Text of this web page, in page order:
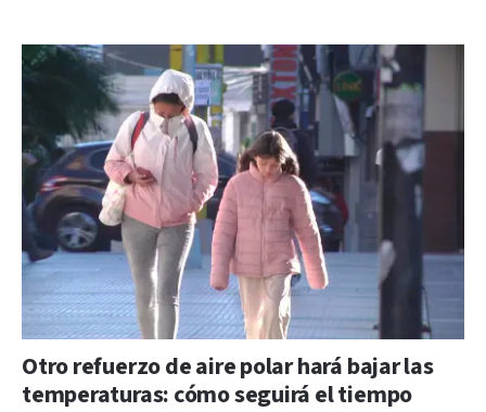
Otro refuerzo de aire polar hará bajar las
temperaturas: cómo seguirá el tiempo